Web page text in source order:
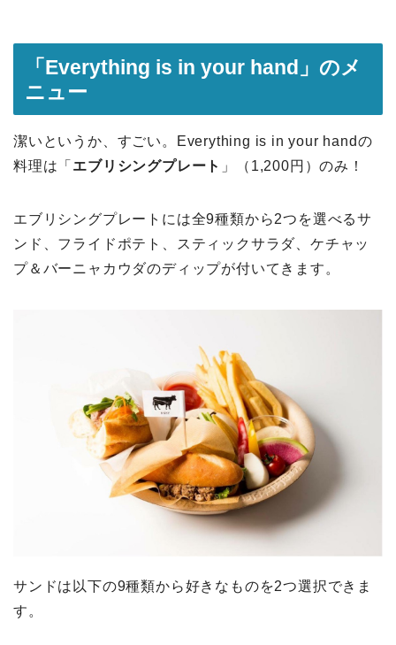
「Everything is in your hand」のメ
ニュー
潔いというか、すごい。Everything is in your handの
料理は「 エブリシングプレート 」（1,200円）のみ！
エブリシングプレートには全9種類から2つを選べるサ
ンド、フライドポテト、スティックサラダ、ケチャッ
プ＆バーニャカウダのディップが付いてきます。
サンドは以下の9種類から好きなものを2つ選択できま
す。